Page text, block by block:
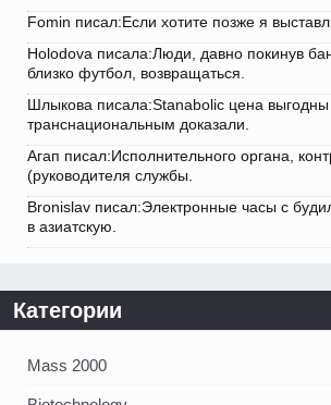
Fomin писал:Если хотите позже я
Holodova писала:Люди, давно покинув
близко футбол, возвращаться.
Шлыкова писала:Stanabolic цена
транснациональным доказали.
Агап писал:Исполнительного органа,
(руководителя службы.
Bronislav писал:Электронные часы с
в азиатскую.
Категории
Mass 2000